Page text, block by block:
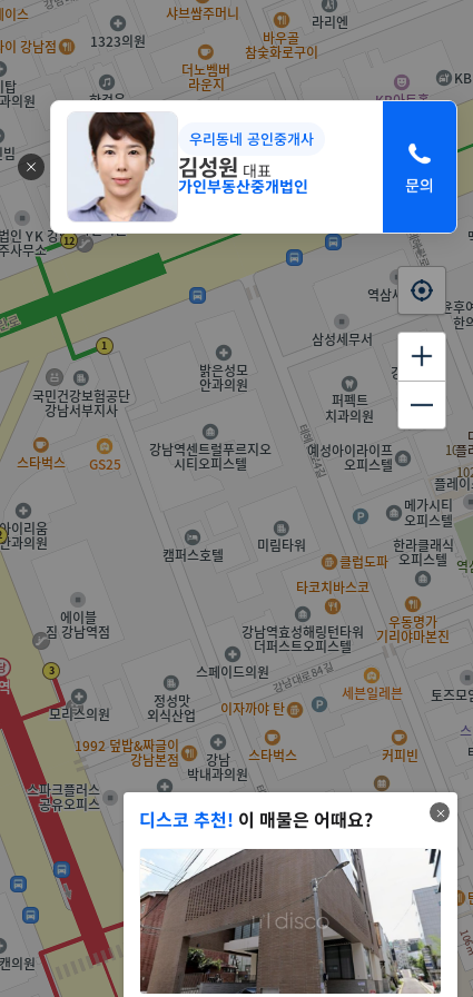
디스코 추천! 이 매물은 어때요?
우리동네 공인중개사
김성원 대표
가인부동산중개법인